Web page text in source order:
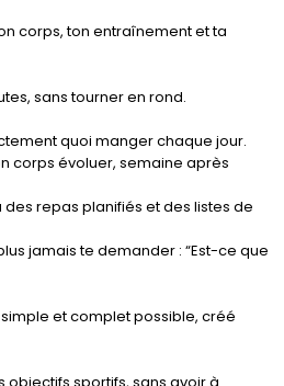
corps, ton entraînement et ta
sans tourner en rond.
quoi manger chaque jour.
corps évoluer, semaine après
des repas planifiés et des listes de
jamais te demander : “Est-ce que
et complet possible, créé